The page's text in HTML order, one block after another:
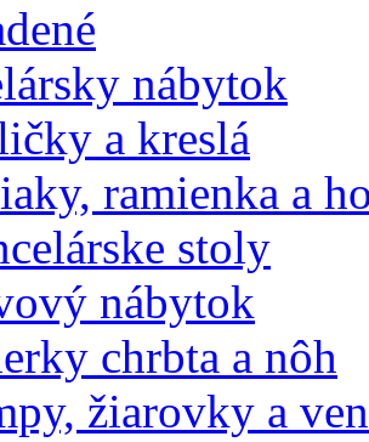
nábytok
a kreslá
ramienka a
stoly
nábytok
chrbta a nôh
žiarovky a